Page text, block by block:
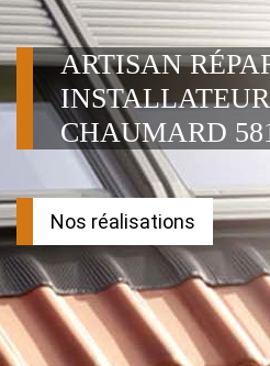
ARTISAN
CHAUMARD
Nos réalisations